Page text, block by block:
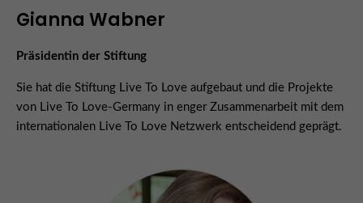
Gianna Wabner
Präsidentin der Stiftung
Sie hat die Stiftung Live To Love aufgebaut und die Projekte
von Live To Love-Germany in enger Zusammenarbeit mit dem
internationalen Live To Love Netzwerk entscheidend geprägt.